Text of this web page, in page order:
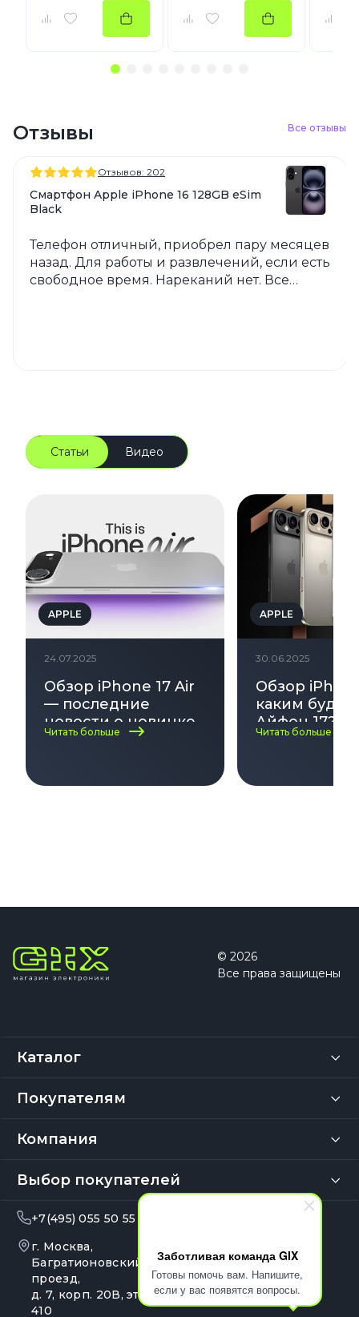
Заботливая команда GIX
Готовы помочь вам. Напишите,
если у вас появятся вопросы.
Отзывы Все отзывы
Отзывов: 202
Смартфон Apple iPhone 16 128GB eSim
Black
Телефон отличный, приобрел пару месяцев
назад. Для работы и развлечений, если есть
свободное время. Нареканий нет. Все
Статьи Видео
APPLE
24.07.2025
Обзор iPhone 17 Air
— последние
новости о новинке
Apple
Читать больше
APPLE
30.06.2025
Обзор
каким
Айфон 17?
выхода,
Читать больше
© 2026
Все права защищены
Каталог
Покупателям
Компания
Выбор покупателей
+7(495) 055 50 55
г. Москва,
Багратионовский
проезд,
д. 7, корп. 20В, эт. 4, оф.
410
Ежедневно